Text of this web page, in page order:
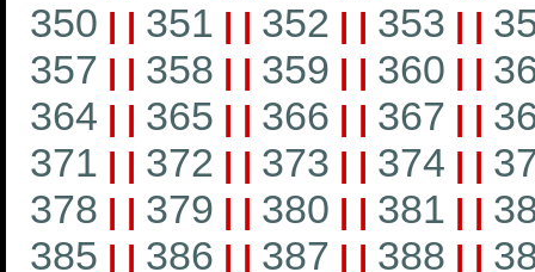
350 | | 351 | | 352 | | 353 | |
357 | | 358 | | 359 | | 360 | |
364 | | 365 | | 366 | | 367 | |
371 | | 372 | | 373 | | 374 | |
378 | | 379 | | 380 | | 381 | |
385 | | 386 | | 387 | | 388 | |